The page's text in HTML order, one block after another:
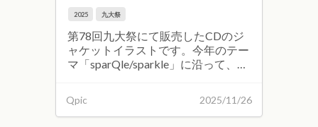
2025 九大祭
第78回九大祭にて販売したCDのジ
ャケットイラストです。今年のテー
マ「sparQle/sparkle」に沿って、１
2025/11/26
Qpic